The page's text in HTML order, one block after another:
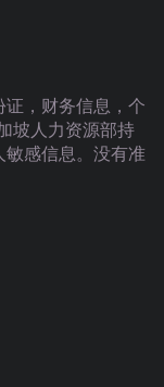
，财务信息，个
坡人力资源部持
感信息。没有准